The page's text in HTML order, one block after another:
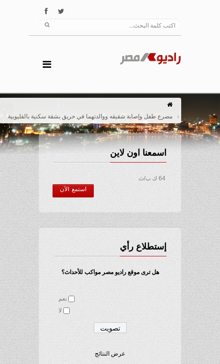
مصرع طفل وإصابة شقيقه ووالدتهما في حريق بشقة سكنية بالقليوبية
اسمعنا اون لاين
64 ك ب/ث
استمع الآن
إستطلاع رأي
هل ترى موقع راديو مصر مواكب للأحداث؟
نعم
لا
عرض النتائج